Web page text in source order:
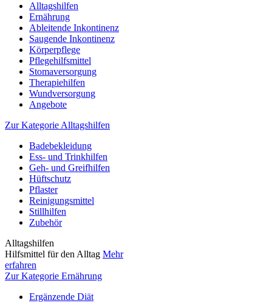
Alltagshilfen
Ernährung
Ableitende Inkontinenz
Saugende Inkontinenz
Körperpflege
Pflegehilfsmittel
Stomaversorgung
Therapiehilfen
Wundversorgung
Angebote
Zur Kategorie Alltagshilfen
Badebekleidung
Ess- und Trinkhilfen
Geh- und Greifhilfen
Hüftschutz
Pflaster
Reinigungsmittel
Stillhilfen
Zubehör
Alltagshilfen
Hilfsmittel für den Alltag Mehr
erfahren
Zur Kategorie Ernährung
Ergänzende Diät